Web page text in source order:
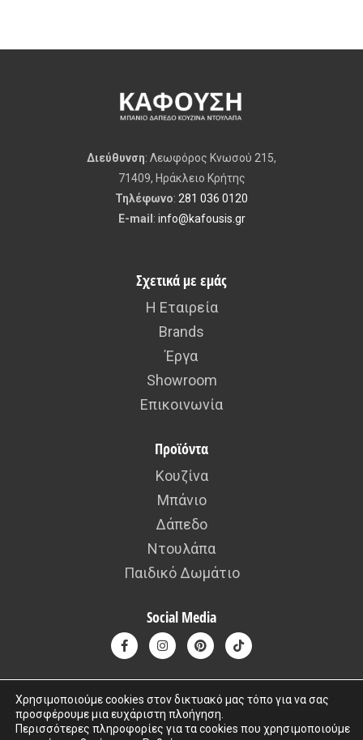
Διεύθυνση: Λεωφόρος Κνωσού 215,
71409, Ηράκλειο Κρήτης
Τηλέφωνο: 281 036 0120
E-mail : info@kafousis.gr
Σχετικά με εμάς
Η Εταιρεία
Brands
Έργα
Showroom
Επικοινωνία
Προϊόντα
Κουζίνα
Μπάνιο
Δάπεδο
Ντουλάπα
Παιδικό Δωμάτιο
Social Media
Copyright © 2015 – 2026 kafousis All rights reserved. Created by
Χρησιμοποιούμε cookies στον δικτυακό μας τόπο για να σας
προσφέρουμε μια ευχάριστη πλοήγηση.
Περισσότερες πληροφορίες για τα cookies που χρησιμοποιούμε